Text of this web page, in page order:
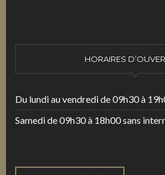
HORAIRES
Du lundi au vendredi de 09h30 à
Samedi de 09h30 à 18h00 sans